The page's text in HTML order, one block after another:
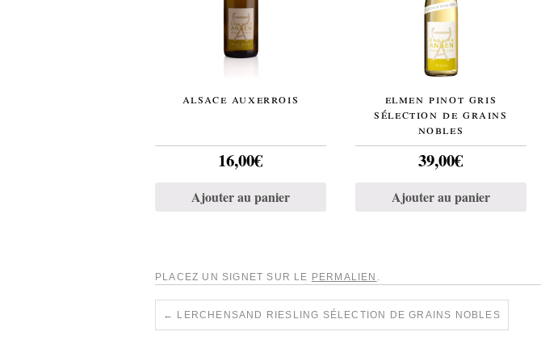
alsace auxerrois
16,00€
Ajouter au panier
elmen pinot gris
sélection de grains
nobles
39,00€
Ajouter au panier
PLACEZ UN SIGNET SUR LE PERMALIEN
← LERCHENSAND RIESLING SÉLECTION DE GRAINS NOBLES